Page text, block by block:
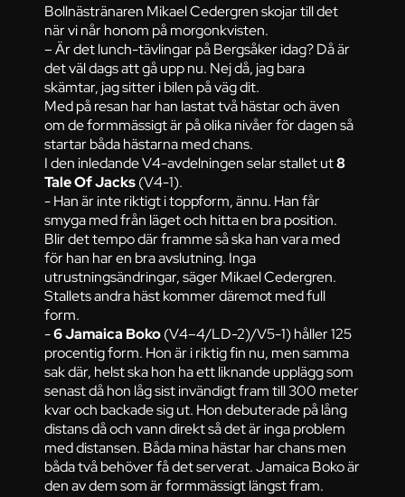
Bollnästränaren Mikael Cedergren skojar till det
när vi når honom på morgonkvisten.
– Är det lunch-tävlingar på Bergsåker idag? Då är
det väl dags att gå upp nu. Nej då, jag bara
skämtar, jag sitter i bilen på väg dit.
Med på resan har han lastat två hästar och även
om de formmässigt är på olika nivåer för dagen så
startar båda hästarna med chans.
I den inledande V4-avdelningen selar stallet ut8
Tale Of Jacks(V4-1).
- Han är inte riktigt i toppform, ännu. Han får
smyga med från läget och hitta en bra position.
Blir det tempo där framme så ska han vara med
för han har en bra avslutning. Inga
utrustningsändringar, säger Mikael Cedergren.
Stallets andra häst kommer däremot med full
form.
-6 Jamaica Boko(V4–4/LD-2)/V5-1) håller 125
procentig form. Hon är i riktig fin nu, men samma
sak där, helst ska hon ha ett liknande upplägg som
senast då hon låg sist invändigt fram till 300 meter
kvar och backade sig ut. Hon debuterade på lång
distans då och vann direkt så det är inga problem
med distansen. Båda mina hästar har chans men
båda två behöver få det serverat. Jamaica Boko är
den av dem som är formmässigt längst fram.